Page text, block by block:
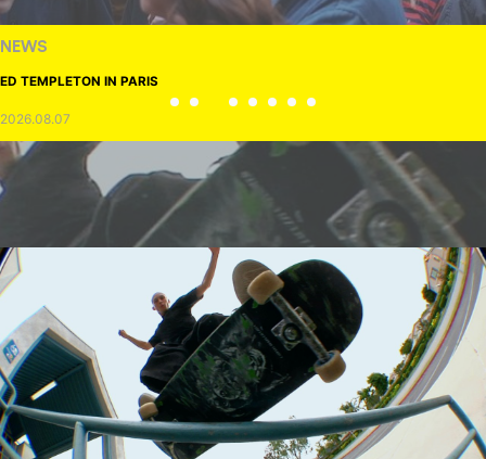
NEWS
ED TEMPLETON IN PARIS
2026.08.07